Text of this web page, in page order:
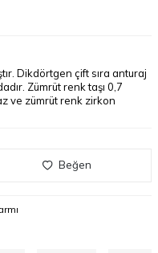
Dikdörtgen çift sıra anturaj
Zümrüt renk taşı 0,7
ve zümrüt renk zirkon
Beğen